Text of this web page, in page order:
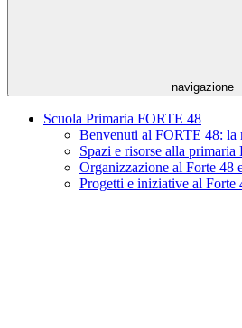
navigazione
Scuola Primaria FORTE 48
Benvenuti al FORTE 48: la
Spazi e risorse alla primaria
Organizzazione al Forte 48
Progetti e iniziative al Forte